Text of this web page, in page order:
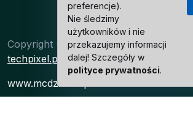
Copyright ©2025 All rights reserved |
techpixel.pl
www.mcdz.com.pl
preferencje).
Nie śledzimy
użytkowników i nie
przekazujemy informacji
dalej! Szczegóły w
polityce prywatności.